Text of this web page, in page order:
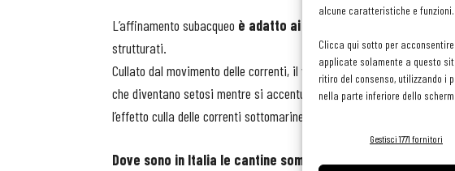
alcune caratteristiche e funzioni.
Clicca qui sotto per
applicate solamente a questo
ritiro del consenso, utilizzando i
nella parte inferiore dello
Gestisci 1771 fornitori
L’affinamento subacqueo è adatto ai vini freschi
strutturati.
Cullato dal movimento delle correnti, il vino rosso subacqueo regala
che diventano setosi mentre si accentuano le note floreali, così
l’effetto culla delle correnti sottomarine esalta il profumo, elimina gli
Dove sono in Italia le cantine sommerse?